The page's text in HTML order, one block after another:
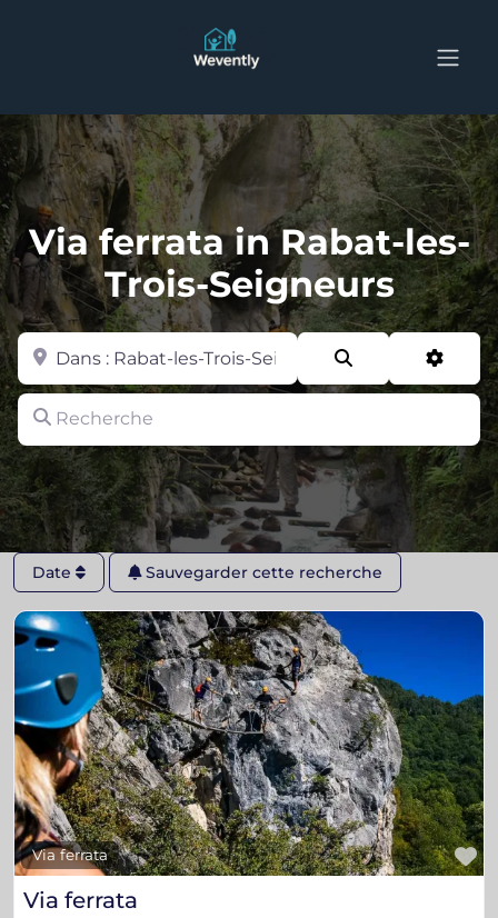
Via ferrata in Rabat-les-
Trois-Seigneurs
Recherche
Zone
Date Sauvegarder cette recherche
Via ferrata
Via ferrata